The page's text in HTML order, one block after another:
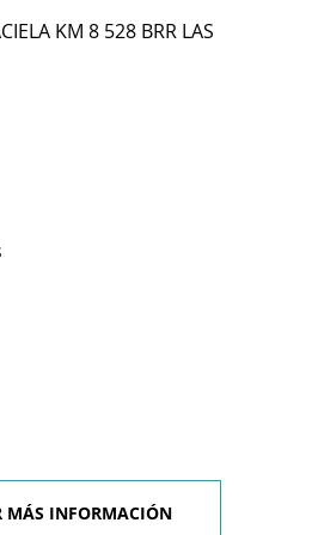
KM 8 528 BRR LAS
MÁS INFORMACIÓN